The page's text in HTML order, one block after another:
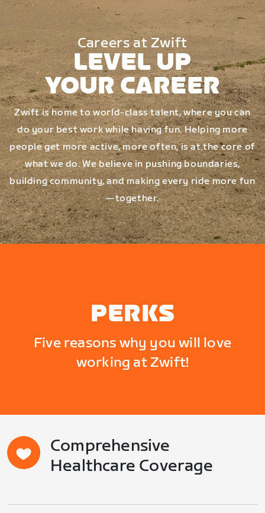
Careers at Zwift
LEVEL UP
YOUR CAREER
Zwift is home to world-class talent, where you can
do your best work while having fun. Helping more
people get more active, more often, is at the core of
what we do. We believe in pushing boundaries,
building community, and making every ride more fun
—together.
PERKS
Five reasons why you will love
working at Zwift!
Comprehensive
Healthcare Coverage